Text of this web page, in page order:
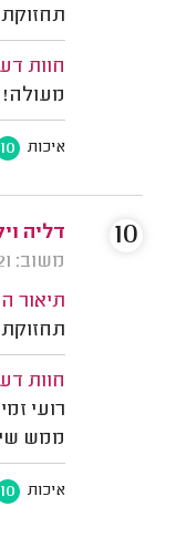
חוות
מעולה!
איכות 10
דליה
משוב: 06/10/2021
תיאור
חוות
רועי
ממש
איכות 10
10